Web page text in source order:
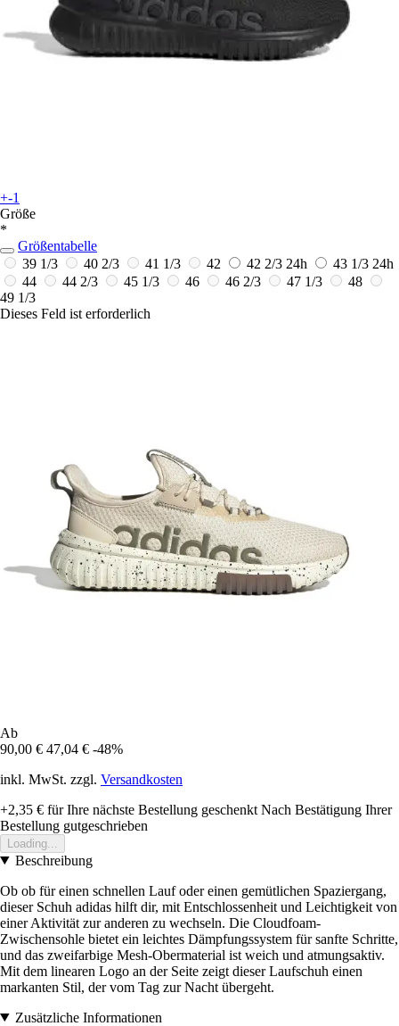
+-1
Größe
*
Größentabelle
39 1/3
40 2/3 41 1/3 42 42 2/3 24h 43 1/3 24h
44
44 2/3 45 1/3 46 46 2/3 47 1/3
48
49 1/3
Dieses Feld ist erforderlich
Ab
90,00 € 47,04 € -48%
inkl. MwSt. zzgl. Versandkosten
+2,35 € für Ihre nächste Bestellung geschenkt Nach Bestätigung Ihrer
Bestellung gutgeschrieben
Loading...
Beschreibung
Ob ob für einen schnellen Lauf oder einen gemütlichen Spaziergang,
dieser Schuh adidas hilft dir, mit Entschlossenheit und Leichtigkeit von
einer Aktivität zur anderen zu wechseln. Die Cloudfoam-
Zwischensohle bietet ein leichtes Dämpfungssystem für sanfte Schritte,
und das zweifarbige Mesh-Obermaterial ist weich und atmungsaktiv.
Mit dem linearen Logo an der Seite zeigt dieser Laufschuh einen
markanten Stil, der vom Tag zur Nacht übergeht.
Zusätzliche Informationen